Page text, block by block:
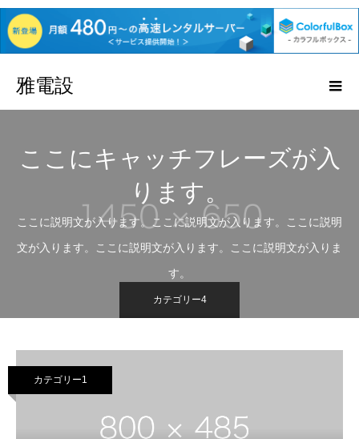
雅電設
ここにキャッチフレーズが入
ります。
ここに説明文が入ります。ここに説明文が入ります。ここに説明
文が入ります。ここに説明文が入ります。ここに説明文が入りま
す。
カテゴリー4
カテゴリー1